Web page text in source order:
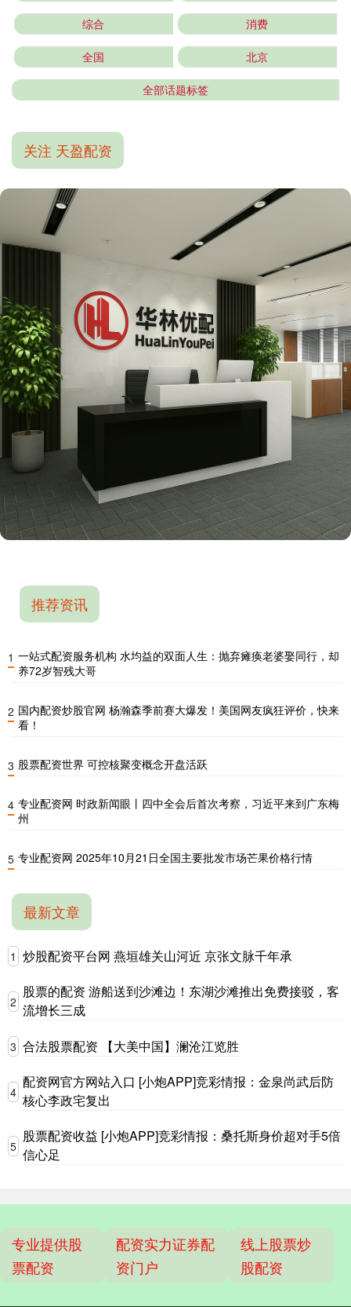
综合 消费
全国 北京
全部话题标签
关注 天盈配资
推荐资讯
1 一站式配资服务机构 水均益的双面人生：抛弃瘫痪老婆娶同行，却
养72岁智残大哥
2 国内配资炒股官网 杨瀚森季前赛大爆发！美国网友疯狂评价，快来
看！
3 股票配资世界 可控核聚变概念开盘活跃
4 专业配资网 时政新闻眼丨四中全会后首次考察，习近平来到广东梅
州
5 专业配资网 2025年10月21日全国主要批发市场芒果价格行情
最新文章
1 炒股配资平台网 燕垣雄关山河近 京张文脉千年承
2
股票的配资 游船送到沙滩边！东湖沙滩推出免费接驳，客
流增长三成
3 合法股票配资 【大美中国】澜沧江览胜
4
配资网官方网站入口 [小炮APP]竞彩情报：金泉尚武后防
核心李政宅复出
5
股票配资收益 [小炮APP]竞彩情报：桑托斯身价超对手5倍
信心足
专业提供股
票配资
配资实力证券配
资门户
线上股票炒
股配资